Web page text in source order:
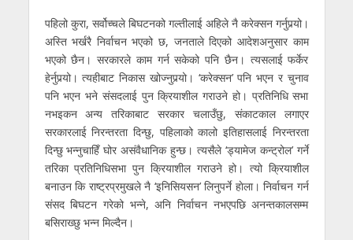
पहिलो कुरा, सर्वोच्चले बिघटनको गल्तीलाई अहिले नै करेक्सन गर्नुपर्‍यो।
अस्ति भर्खरै निर्वाचन भएको छ, जनताले दिएको आदेशअनुसार काम
भएको छैन। सरकारले काम गर्न सकेको पनि छैन। त्यसलाई फर्केर
हेर्नुपर्‍यो। त्यहीबाट निकास खोज्नुपर्‍यो। ‘करेक्सन’ पनि भएन र चुनाव
पनि भएन भने संसदलाई पुन क्रियाशील गराउने हो। प्रतिनिधि सभा
नभइकन अन्य तरिकाबाट सरकार चलाउँछु, संकाटकाल लगाएर
सरकारलाई निरन्तरता दिन्छु, पहिलाको कालो इतिहासलाई निरन्तरता
दिन्छु भन्नुचाहिँ घोर असंवैधानिक हुन्छ। त्यसैले ‘ड्यामेज कन्ट्रोल’ गर्ने
तरिका प्रतिनिधिसभा पुन क्रियाशील गराउने हो। त्यो क्रियाशील
बनाउन कि राष्ट्रप्रमुखले नै ‘इनिसियसन’ लिनुपर्ने हाेला। निर्वाचन गर्न
संसद बिघटन गरेको भन्ने, अनि निर्वाचन नभएपछि अनन्तकालसम्म
बसिराख्छु भन्न मिल्दैन।